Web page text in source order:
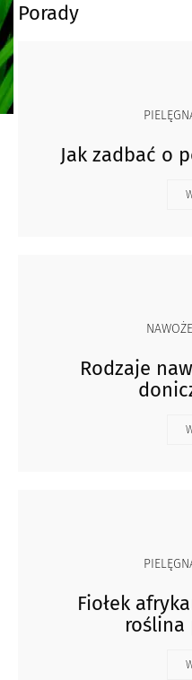
Porady
Jak zadbać o
Rodzaje
Fiołek
roślina